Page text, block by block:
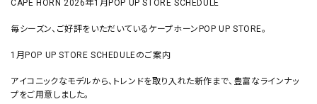
CAPE HORN 2026年1月POP UP STORE SCHEDULE
毎シーズン、ご好評をいただいているケープホーンPOP UP STORE。
1月POP UP STORE SCHEDULEのご案内
アイコニックなモデルから、トレンドを取り入れた新作まで、豊富なラインナッ
プをご用意しました。